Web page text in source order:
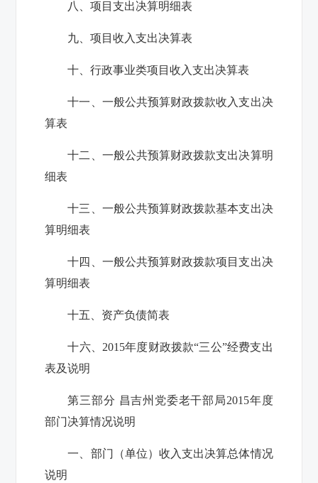
八、项目支出决算明细表
九、项目收入支出决算表
十、行政事业类项目收入支出决算表
十一、一般公共预算财政拨款收入支出决
算表
十二、一般公共预算财政拨款支出决算明
细表
十三、一般公共预算财政拨款基本支出决
算明细表
十四、一般公共预算财政拨款项目支出决
算明细表
十五、资产负债简表
十六、 2015年度财政拨款“三公”经费支出
表及说明
第三部分 昌吉州党委老干部局2015年度
部门决算情况说明
一、部门（单位）收入支出决算总体情况
说明